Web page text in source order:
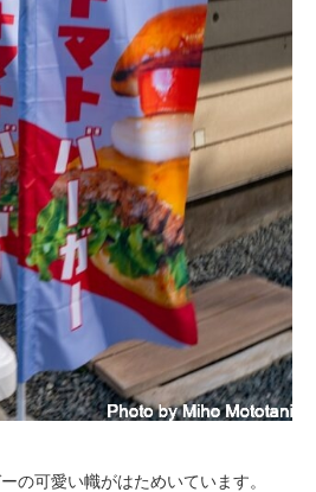
の可愛い幟がはためいています。